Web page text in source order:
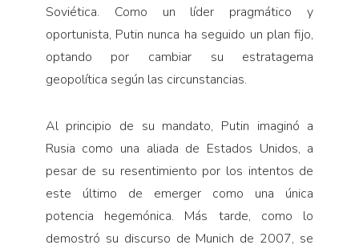
Soviética. Como un líder pragmático y
oportunista, Putin nunca ha seguido un plan fijo,
optando por cambiar su estratagema
geopolítica según las circunstancias.
Al principio de su mandato, Putin imaginó a
Rusia como una aliada de Estados Unidos, a
pesar de su resentimiento por los intentos de
este último de emerger como una única
potencia hegemónica. Más tarde, como lo
demostró su discurso de Munich de 2007, se